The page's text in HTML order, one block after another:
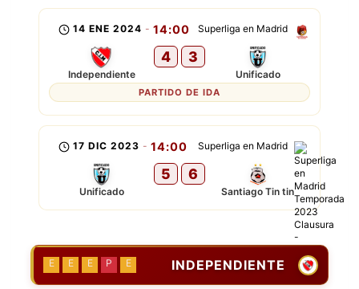
Superliga en Madrid
14 ENE 2024 - 14:00
Independiente
4 3
Unificado
PARTIDO DE IDA
Superliga en Madrid
17 DIC 2023 - 14:00
Unificado
5 6
Santiago Tin tin
INDEPENDIENTE
E E E P E